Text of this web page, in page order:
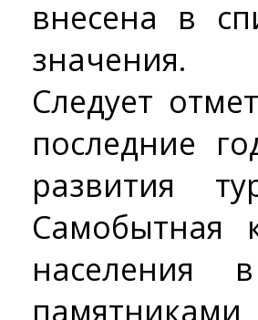
внесена в
значения.
Следует
последние
развития
Самобытная
населения